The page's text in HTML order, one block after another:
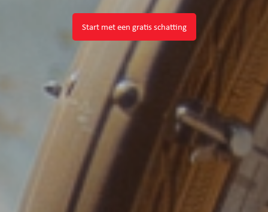
Start met een gratis schatting